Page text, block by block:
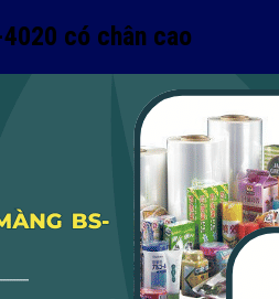
có chân cao